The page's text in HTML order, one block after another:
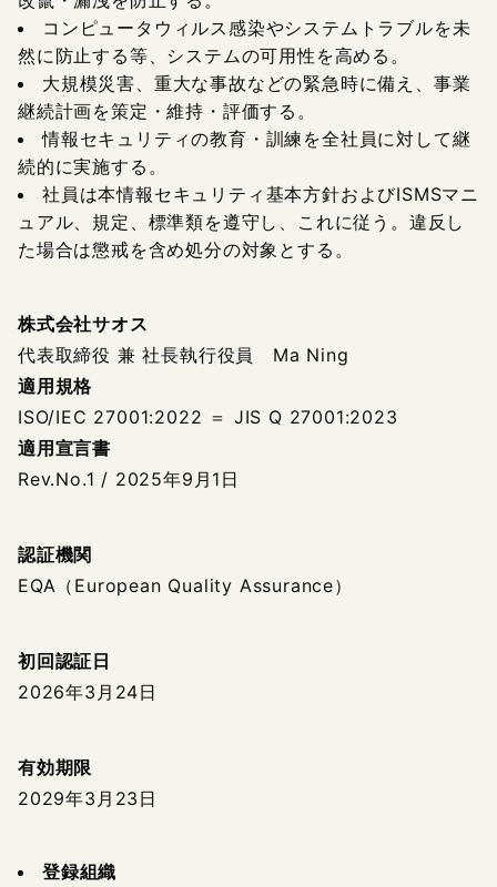
コンピュータウィルス感染やシステムトラブルを未
然に防止する等、システムの可用性を高める。
大規模災害、重大な事故などの緊急時に備え、事業
継続計画を策定・維持・評価する。
情報セキュリティの教育・訓練を全社員に対して継
続的に実施する。
社員は本情報セキュリティ基本方針およびISMSマニ
ュアル、規定、標準類を遵守し、これに従う。違反し
た場合は懲戒を含め処分の対象とする。
株式会社サオス
代表取締役 兼 社長執行役員 Ma Ning
適用規格
ISO/IEC 27001:2022 ＝ JIS Q 27001:2023
適用宣言書
Rev.No.1 / 2025年9月1日
認証機関
EQA（European Quality Assurance）
初回認証日
2026年3月24日
有効期限
2029年3月23日
登録組織